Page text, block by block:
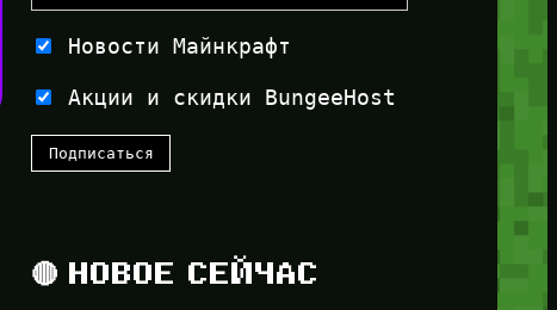
Новости Майнкрафт
Акции и скидки BungeeHost
🔴 НОВОЕ СЕЙЧАС